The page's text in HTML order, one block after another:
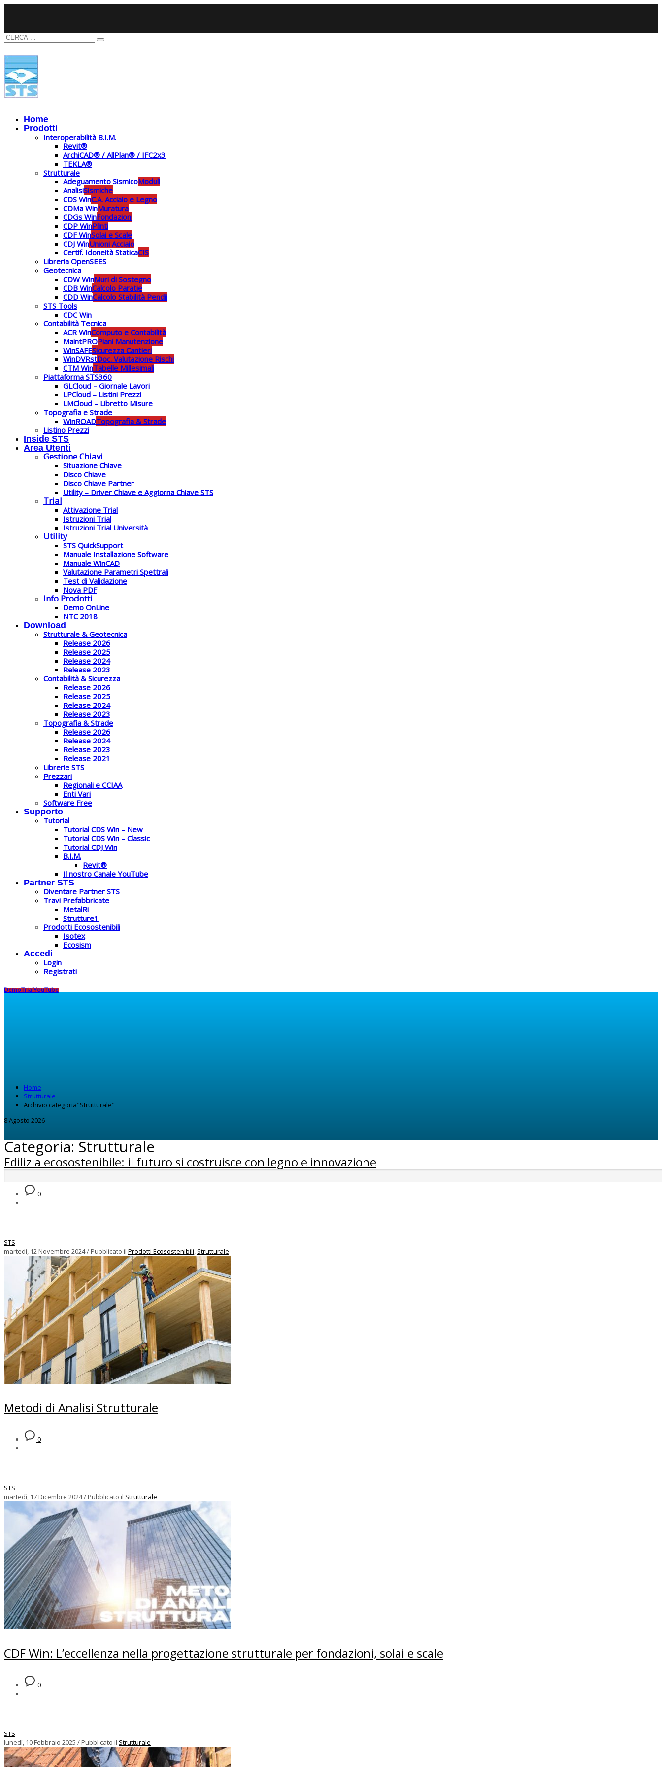
Home
Prodotti
Interoperabilità B.I.M.
Revit®
ArchiCAD® / AllPlan® / IFC2x3
TEKLA®
Strutturale
Adeguamento SismicoModuli
AnalisiSismiche
CDS WinC.A. Acciaio e Legno
CDMa WinMuratura
CDGs WinFondazioni
CDP WinPlinti
CDF WinSolai e Scale
CDJ WinUnioni Acciaio
Certif. Idoneità StaticaCIS
Libreria OpenSEES
Geotecnica
CDW WinMuri di Sostegno
CDB WinCalcolo Paratie
CDD WinCalcolo Stabilità Pendii
STS Tools
CDC Win
Contabilità Tecnica
ACR WinComputo e Contabilità
MaintPROPiani Manutenzione
WinSAFESicurezza Cantieri
WinDVRstDoc. Valutazione Rischi
CTM WinTabelle Millesimali
Piattaforma STS360
GLCloud – Giornale Lavori
LPCloud – Listini Prezzi
LMCloud – Libretto Misure
Topografia e Strade
WinROADTopografia & Strade
Listino Prezzi
Inside STS
Area Utenti
Gestione Chiavi
Situazione Chiave
Disco Chiave
Disco Chiave Partner
Utility – Driver Chiave e Aggiorna Chiave STS
Trial
Attivazione Trial
Istruzioni Trial
Istruzioni Trial Università
Utility
STS QuickSupport
Manuale Installazione Software
Manuale WinCAD
Valutazione Parametri Spettrali
Test di Validazione
Nova PDF
Info Prodotti
Demo OnLine
NTC 2018
Download
Strutturale & Geotecnica
Release 2026
Release 2025
Release 2024
Release 2023
Contabilità & Sicurezza
Release 2026
Release 2025
Release 2024
Release 2023
Topografia & Strade
Release 2026
Release 2024
Release 2023
Release 2021
Librerie STS
Prezzari
Regionali e CCIAA
Enti Vari
Software Free
Supporto
Tutorial
Tutorial CDS Win – New
Tutorial CDS Win – Classic
Tutorial CDJ Win
B.I.M.
Revit®
Il nostro Canale YouTube
Partner STS
Diventare Partner STS
Travi Prefabbricate
MetalRi
Strutture1
Prodotti Ecosostenibili
Isotex
Ecosism
Accedi
Login
Registrati
DemoTrialYouTube
Home
Strutturale
Archivio categoria"Strutturale"
8 Agosto 2026
Categoria: Strutturale
Edilizia ecosostenibile: il futuro si costruisce con legno e innovazione
0
STS
martedì, 12 Novembre 2024/Pubblicato il Prodotti Ecosostenibili, Strutturale
Metodi di Analisi Strutturale
0
STS
martedì, 17 Dicembre 2024/Pubblicato il Strutturale
CDF Win: L’eccellenza nella progettazione strutturale per fondazioni, solai e scale
0
STS
lunedì, 10 Febbraio 2025 /Pubblicato il Strutturale